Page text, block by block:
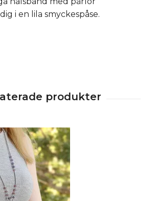
i en lila smyckespåse.